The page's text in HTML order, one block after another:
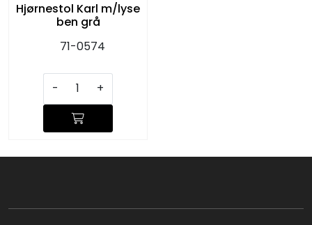
Hjørnestol Karl m/lyse
ben grå
71-0574
- +